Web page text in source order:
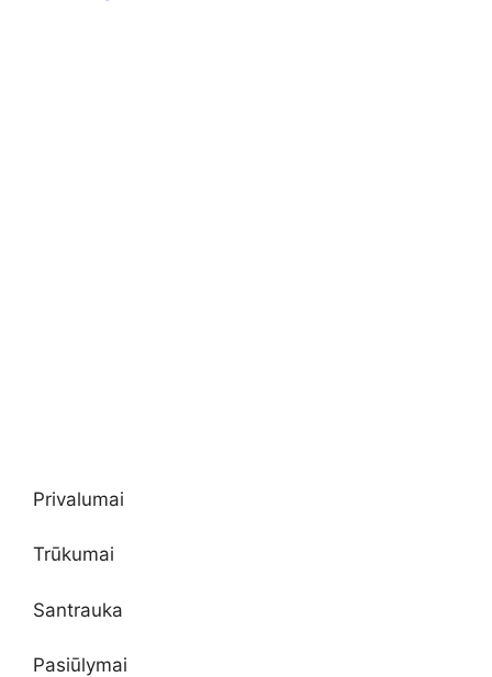
Privalumai
Trūkumai
Santrauka
Pasiūlymai